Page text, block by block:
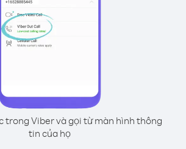
trong Viber và gọi từ màn hình thông
tin của họ